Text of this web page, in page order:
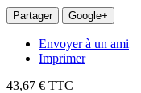
Partager Google+
Envoyer à un ami
Imprimer
43,67 € TTC